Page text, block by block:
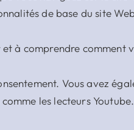
vous naviguez sur le site
Vous avez
les lecteurs Youtube.